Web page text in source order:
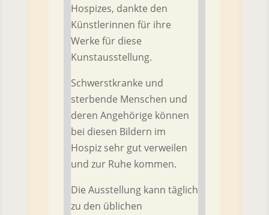
Hospizes, dankte den
Künstlerinnen für ihre
Werke für diese
Kunstausstellung.
Schwerstkranke und
sterbende Menschen und
deren Angehörige können
bei diesen Bildern im
Hospiz sehr gut verweilen
und zur Ruhe kommen.
Die Ausstellung kann täglich
zu den üblichen